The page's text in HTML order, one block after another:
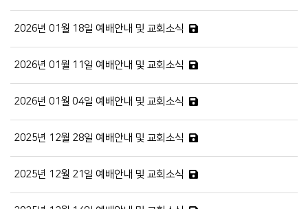
2026년 01월 18일 예배안내 및 교회소식
2026년 01월 11일 예배안내 및 교회소식
2026년 01월 04일 예배안내 및 교회소식
2025년 12월 28일 예배안내 및 교회소식
2025년 12월 21일 예배안내 및 교회소식